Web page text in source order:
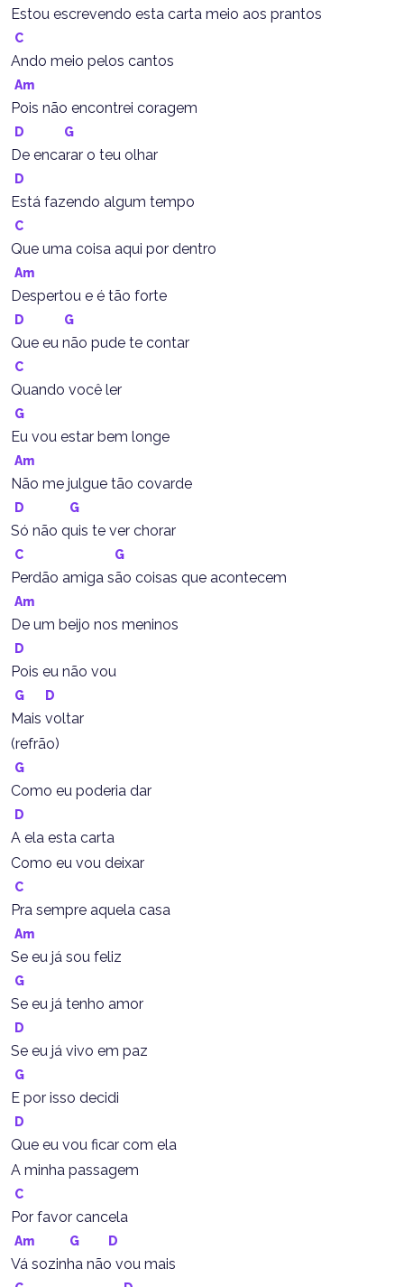
Estou escrevendo esta carta meio aos prantos
C
Ando meio pelos cantos
Am
Pois não encontrei coragem
D G
De encarar o teu olhar
D
Está fazendo algum tempo
C
Que uma coisa aqui por dentro
Am
Despertou e é tão forte
D G
Que eu não pude te contar
C
Quando você ler
G
Eu vou estar bem longe
Am
Não me julgue tão covarde
D G
Só não quis te ver chorar
C G
Perdão amiga são coisas que acontecem
Am
De um beijo nos meninos
D
Pois eu não vou
G D
Mais voltar
(refrão)
G
Como eu poderia dar
D
A ela esta carta
Como eu vou deixar
C
Pra sempre aquela casa
Am
Se eu já sou feliz
G
Se eu já tenho amor
D
Se eu já vivo em paz
G
E por isso decidi
D
Que eu vou ficar com ela
A minha passagem
C
Por favor cancela
Am G D
Vá sozinha não vou mais